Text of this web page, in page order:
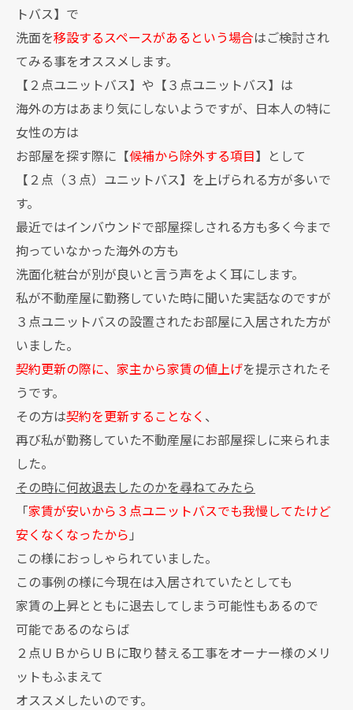
トバス】で
洗面を移設するスペースがあるという場合はご検討され
てみる事をオススメします。
【２点ユニットバス】や【３点ユニットバス】は
海外の方はあまり気にしないようですが、日本人の特に
女性の方は
お部屋を探す際に【候補から除外する項目】として
【２点（３点）ユニットバス】を上げられる方が多いで
す。
最近ではインバウンドで部屋探しされる方も多く今まで
拘っていなかった海外の方も
洗面化粧台が別が良いと言う声をよく耳にします。
私が不動産屋に勤務していた時に聞いた実話なのですが
３点ユニットバスの設置されたお部屋に入居された方が
いました。
契約更新の際に、家主から家賃の値上げを提示されたそ
うです。
その方は契約を更新することなく 、
再び私が勤務していた不動産屋にお部屋探しに来られま
した。
その時に何故退去したのかを尋ねてみたら
「家賃が安いから３点ユニットバスでも我慢してたけど
安くなくなったから 」
この様におっしゃられていました。
この事例の様に今現在は入居されていたとしても
家賃の上昇とともに退去してしまう可能性もあるので
可能であるのならば
２点ＵＢからＵＢに取り替える工事をオーナー様のメリ
ットもふまえて
オススメしたいのです。